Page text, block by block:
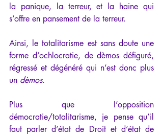
la panique, la terreur, et la haine qui
s’offre en pansement de la terreur.
Ainsi, le totalitarisme est sans doute une
forme d’ochlocratie, de dèmos défiguré,
régressé et dégénéré qui n’est donc plus
un dèmos.
Plus que l’opposition
démocratie/totalitarisme, je pense qu’il
faut parler d’état de Droit et d’état de